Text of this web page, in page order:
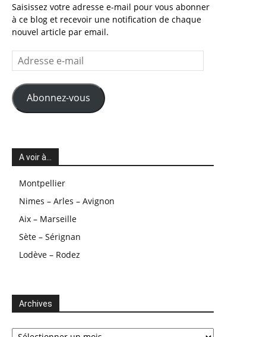
Saisissez votre adresse e-mail pour vous abonner
à ce blog et recevoir une notification de chaque
nouvel article par email.
Adresse
e-
mail
Abonnez-vous
A voir à…
Montpellier
Nimes – Arles – Avignon
Aix – Marseille
Sète – Sérignan
Lodève – Rodez
Archives
Archives